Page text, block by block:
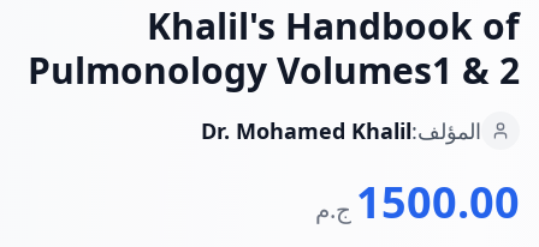
Khalil's Handbook of
Pulmonology Volumes1 & 2
المؤلف:Dr. Mohamed Khalil
1500.00 ج.م